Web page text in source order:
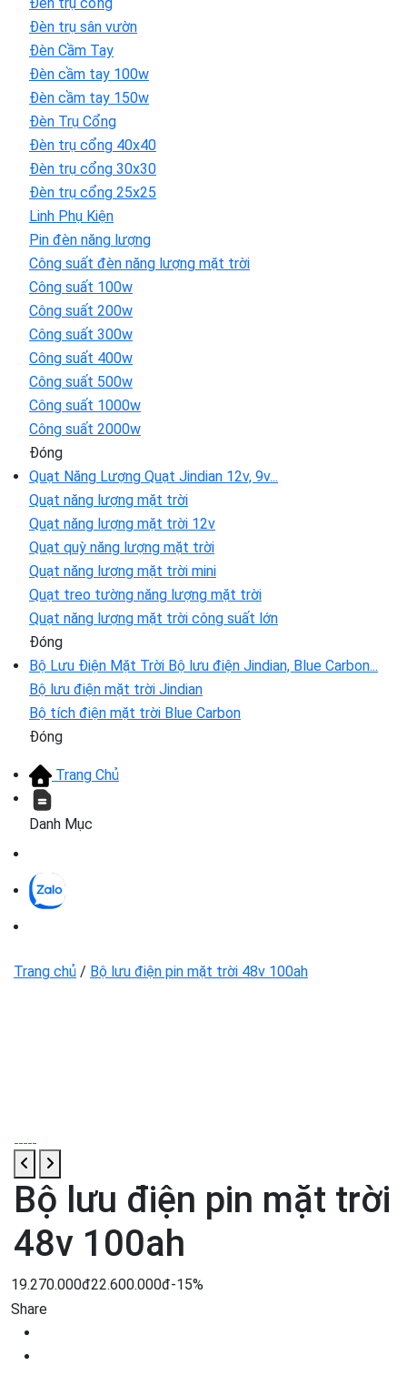
Đèn trụ sân vườn
Đèn Cầm Tay
Đèn cầm tay 100w
Đèn cầm tay 150w
Đèn Trụ Cổng
Đèn trụ cổng 40x40
Đèn trụ cổng 30x30
Đèn trụ cổng 25x25
Linh Phụ Kiện
Pin đèn năng lượng
Công suất đèn năng lượng mặt trời
Công suất 100w
Công suất 200w
Công suất 300w
Công suất 400w
Công suất 500w
Công suất 1000w
Công suất 2000w
Đóng
Quạt Năng Lượng Quạt Jindian 12v, 9v...
Quạt năng lượng mặt trời
Quạt năng lượng mặt trời 12v
Quạt quỳ năng lượng mặt trời
Quạt năng lượng mặt trời mini
Quạt treo tường năng lượng mặt trời
Quạt năng lượng mặt trời công suất lớn
Đóng
Bộ Lưu Điện Mặt Trời Bộ lưu điện Jindian, Blue Carbon...
Bộ lưu điện mặt trời Jindian
Bộ tích điện mặt trời Blue Carbon
Đóng
Trang Chủ
Danh Mục
Trang chủ / Bộ lưu điện pin mặt trời 48v 100ah
Bộ lưu điện pin mặt trời
48v 100ah
19.270.000đ22.600.000đ-15%
Share